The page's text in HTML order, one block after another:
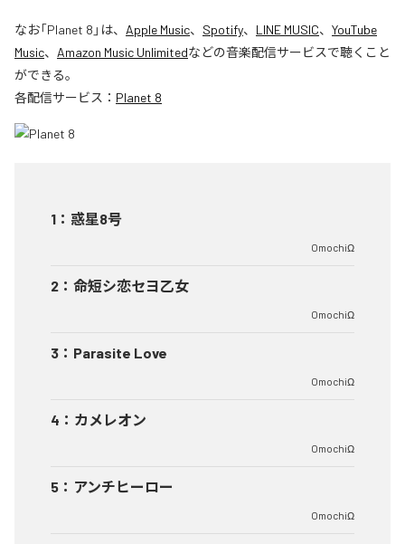
なお「Planet 8 」は、 Apple Music、 Spotify、 LINE MUSIC、 YouTube
Music、 Amazon Music Unlimitedなどの音楽配信サービスで聴くこと
ができる。
各配信サービス： Planet 8
1 ： 惑星8号
OmochiΩ
2 ： 命短シ恋セヨ乙女
OmochiΩ
3 ： Parasite Love
OmochiΩ
4 ： カメレオン
OmochiΩ
5 ： アンチヒーロー
OmochiΩ